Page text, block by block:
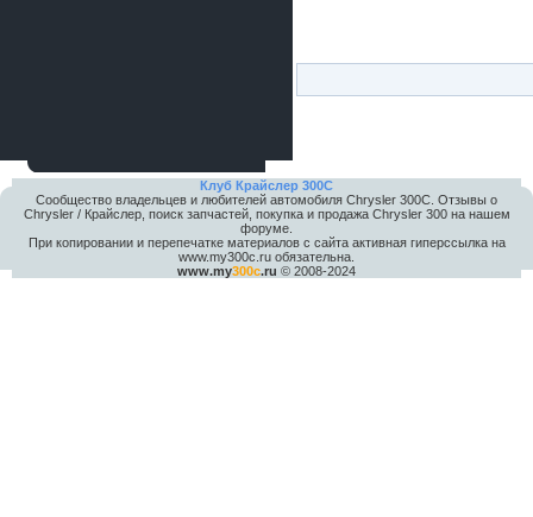
Клуб Крайслер 300C
Сообщество владельцев и любителей автомобиля Chrysler 300С. Отзывы о
Chrysler / Крайслер, поиск запчастей, покупка и продажа Chrysler 300 на нашем
форуме.
При копировании и перепечатке материалов с сайта активная гиперссылка на
www.my300c.ru обязательна.
www.my300c.ru © 2008-2024